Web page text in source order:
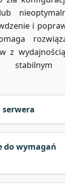
i
z
serwera
do wymagań